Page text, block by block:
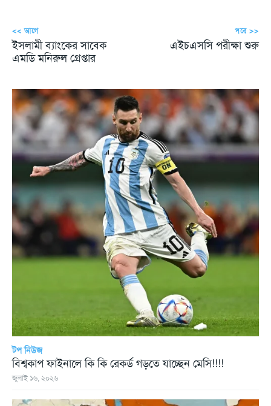
<< আগে
ইসলামী ব্যাংকের সাবেক
এমডি মনিরুল গ্রেপ্তার
পরে >>
এইচএসসি পরীক্ষা শুরু
টপ নিউজ
বিশ্বকাপ ফাইনালে কি কি রেকর্ড গড়তে যাচ্ছেন মেসি!!!!
জুলাই ১৬, ২০২৬